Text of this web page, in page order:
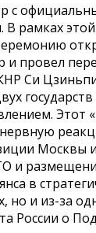
с
В рамках
и провел
Си
Этот
Москвы
и
в
но и из-за
России о